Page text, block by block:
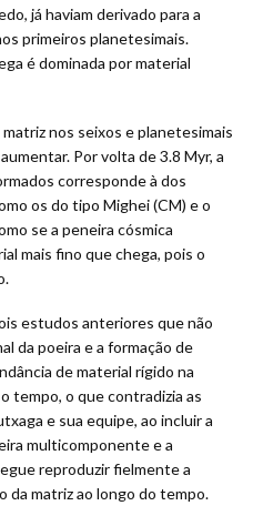
já haviam derivado para a
primeiros planetesimais.
é dominada por material
nos seixos e planetesimais
Por volta de 3.8 Myr, a
corresponde à dos
os do tipo Mighei (CM) e o
se a peneira cósmica
mais fino que chega, pois o
estudos anteriores que não
da poeira e a formação de
de material rígido na
tempo, o que contradizia as
e sua equipe, ao incluir a
multicomponente e a
reproduzir fielmente a
da matriz ao longo do tempo.